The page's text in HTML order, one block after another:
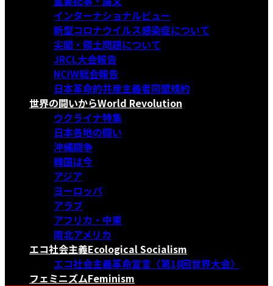
インターナショナルビュー
新型コロナウイルス感染症について
尖閣・領土問題について
JRCL大会報告
NCIW総会報告
日本革命的共産主義者同盟規約
世界の闘いからWorld Revolution
ウクライナ特集
日本各地の闘い
沖縄闘争
韓国は今
アジア
ヨーロッパ
アラブ
アフリカ・中東
南北アメリカ
エコ社会主義Ecological Socialism
エコ社会主義革命宣言〈第18回世界大会〉
フェミニズムFeminism